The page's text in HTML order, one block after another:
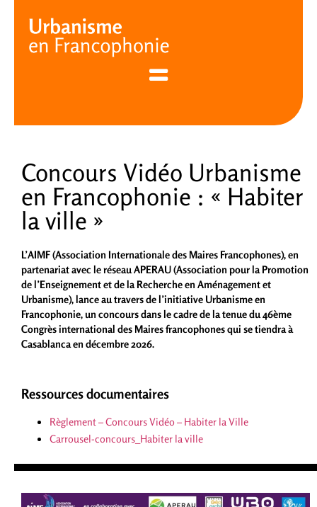
Concours Vidéo Urbanisme
en Francophonie : « Habiter
la ville »
L’AIMF (Association Internationale des Maires Francophones), en
partenariat avec le réseau APERAU (Association pour la Promotion
de l’Enseignement et de la Recherche en Aménagement et
Urbanisme), lance au travers de l’initiative Urbanisme en
Francophonie, un concours dans le cadre de la tenue du 46ème
Congrès international des Maires francophones qui se tiendra à
Casablanca en décembre 2026.
Ressources documentaires
Règlement – Concours Vidéo – Habiter la Ville
Carrousel-concours_Habiter la ville